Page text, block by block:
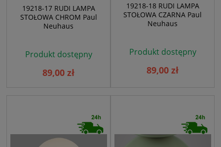
19218-17 RUDI LAMPA
STOŁOWA CHROM Paul
Neuhaus
Produkt dostępny
89,00 zł
19218-18 RUDI LAMPA
STOŁOWA CZARNA Paul
Neuhaus
Produkt dostępny
89,00 zł